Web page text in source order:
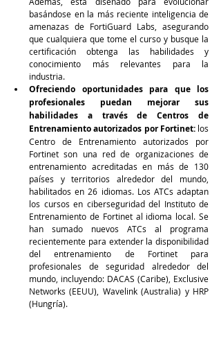
basándose en la más reciente inteligencia de
amenazas de FortiGuard Labs, asegurando
que cualquiera que tome el curso y busque la
certificación obtenga las habilidades y
conocimiento más relevantes para la
industria.
Ofreciendo oportunidades para que los
profesionales puedan mejorar sus
habilidades a través de Centros de
Entrenamiento autorizados por Fortinet: los
Centro de Entrenamiento autorizados por
Fortinet son una red de organizaciones de
entrenamiento acreditadas en más de 130
países y territorios alrededor del mundo,
habilitados en 26 idiomas. Los ATCs adaptan
los cursos en ciberseguridad del Instituto de
Entrenamiento de Fortinet al idioma local. Se
han sumado nuevos ATCs al programa
recientemente para extender la disponibilidad
del entrenamiento de Fortinet para
profesionales de seguridad alrededor del
mundo, incluyendo: DACAS (Caribe), Exclusive
Networks (EEUU), Wavelink (Australia) y HRP
(Hungría).